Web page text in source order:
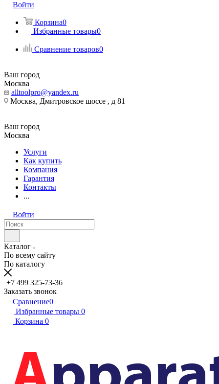
Войти
Корзина0
Избранные товары0
Сравнение товаров0
Ваш город
Москва
alltoolpro@yandex.ru
Москва, Дмитровское шоссе , д 81
Ваш город
Москва
Услуги
Как купить
Компания
Гарантия
Контакты
...
Войти
Каталог
По всему сайту
По каталогу
+7 499 325-73-36
Заказать звонок
Сравнение0
Избранные товары 0
Корзина 0